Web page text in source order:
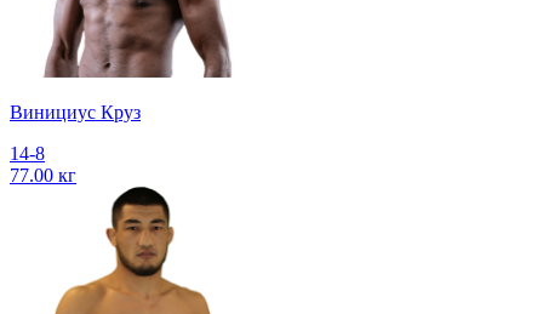
Винициус Круз
14-8
77.00 кг